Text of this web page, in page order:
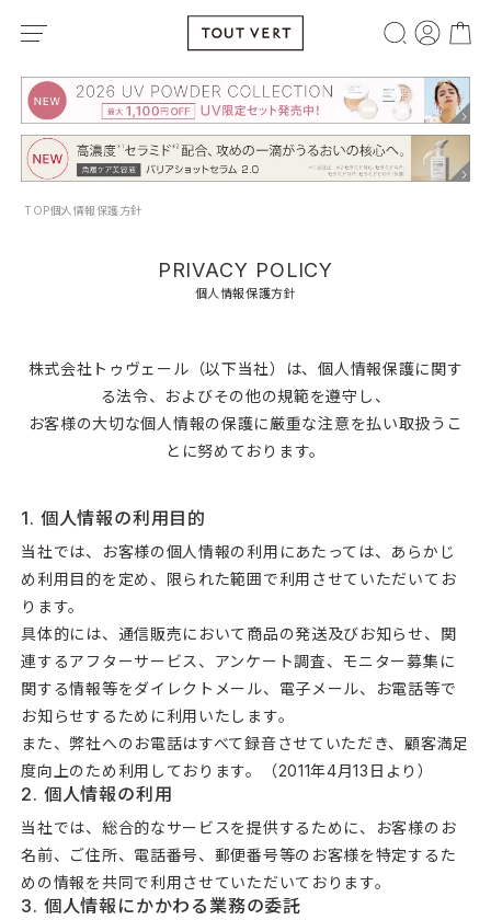
TOP個人情報保護方針
PRIVACY POLICY
個人情報保護方針
株式会社トゥヴェール（以下当社）は、個人情報保護に関す
る法令、およびその他の規範を遵守し、
お客様の大切な個人情報の保護に厳重な注意を払い取扱うこ
とに努めております。
1. 個人情報の利用目的
当社では、お客様の個人情報の利用にあたっては、あらかじ
め利用目的を定め、限られた範囲で利用させていただいてお
ります。
具体的には、通信販売において商品の発送及びお知らせ、関
連するアフターサービス、アンケート調査、モニター募集に
関する情報等をダイレクトメール、電子メール、お電話等で
お知らせするために利用いたします。
また、弊社へのお電話はすべて録音させていただき、顧客満足
度向上のため利用しております。（2011年4月13日より）
2. 個人情報の利用
当社では、総合的なサービスを提供するために、お客様のお
名前、ご住所、電話番号、郵便番号等のお客様を特定するた
めの情報を共同で利用させていただいております。
3. 個人情報にかかわる業務の委託